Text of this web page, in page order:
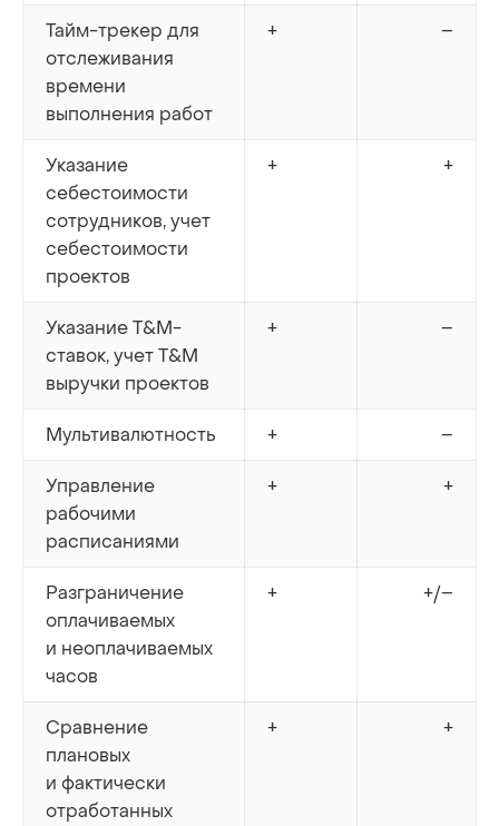
Тайм-трекер для
отслеживания
времени
выполнения работ
+ –
Указание
себестоимости
сотрудников, учет
себестоимости
проектов
+ +
Указание T&M-
ставок, учет T&M
выручки проектов
+ –
Мультивалютность + –
Управление
рабочими
расписаниями
+ +
Разграничение
оплачиваемых
и неоплачиваемых
часов
+ +/–
Сравнение
плановых
и фактически
отработанных
+ +